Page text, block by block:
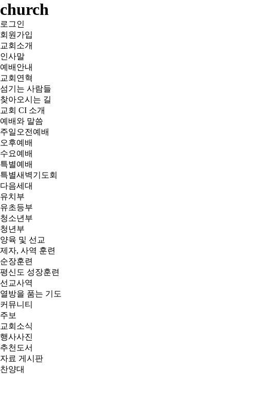
church
로그인
회원가입
교회소개
인사말
예배안내
교회연혁
섬기는 사람들
찾아오시는 길
교회 CI 소개
예배와 말씀
주일오전예배
오후예배
수요예배
특별예배
특별새벽기도회
다음세대
유치부
유초등부
청소년부
청년부
양육 및 선교
제자, 사역 훈련
순장훈련
평신도 성장훈련
선교사역
열방을 품는 기도
커뮤니티
주보
교회소식
행사사진
추천도서
자료 게시판
찬양대